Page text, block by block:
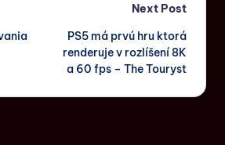
Next Post
PS5 má prvú hru ktorá
renderuje v rozlíšení 8K
a 60 fps – The Touryst